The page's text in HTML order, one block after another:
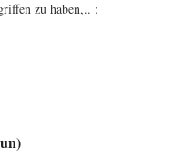
zu haben,.. :